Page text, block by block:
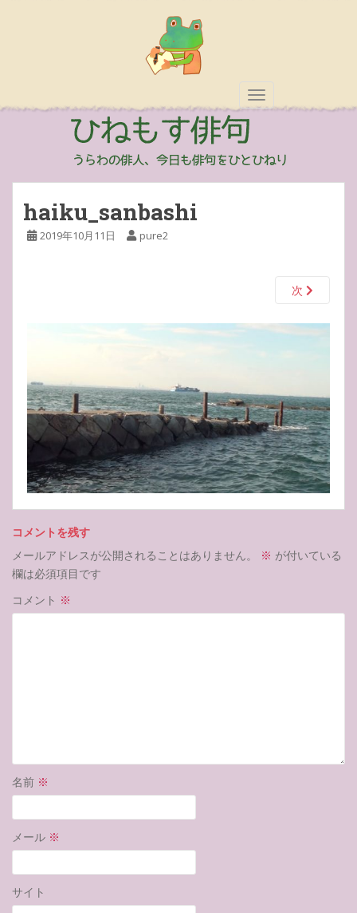
TOGGLE
haiku_sanbashi
2019年10月11日 pure2
次
コメントを残す
メールアドレスが公開されることはありません。
※ が付いている
欄は必須項目です
コメント ※
名前 ※
メール ※
サイト